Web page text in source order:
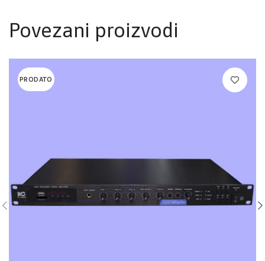
Povezani proizvodi
PRODATO